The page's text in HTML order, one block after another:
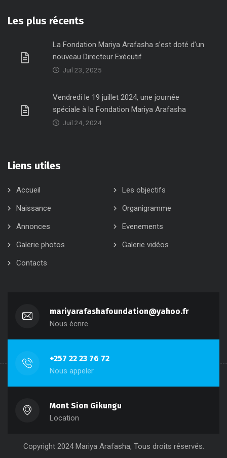
Les plus récents
La Fondation Mariya Arafasha s’est doté d’un
nouveau Directeur Exécutif
Juil 23, 2025
Vendredi le 19 juillet 2024, une journée
spéciale à la Fondation Mariya Arafasha
Juil 24, 2024
Liens utiles
Accueil
Les objectifs
Naissance
Organigramme
Annonces
Evenements
Galerie photos
Galerie vidéos
Contacts
mariyarafashafoundation@yahoo.fr
Nous écrire
+257 22 23 76 72
Nous appeler
Mont Sion Gikungu
Location
Copyright 2024 Mariya Arafasha, Tous droits réservés.